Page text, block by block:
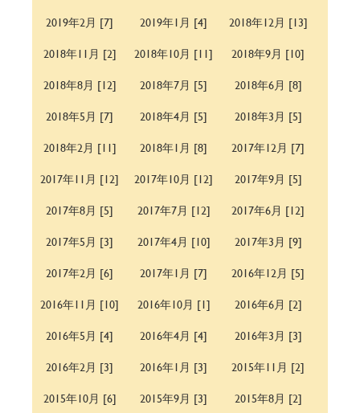
2019年2月 [7]
2019年1月 [4]
2018年12月 [13]
2018年11月 [2]
2018年10月 [11]
2018年9月 [10]
2018年8月 [12]
2018年7月 [5]
2018年6月 [8]
2018年5月 [7]
2018年4月 [5]
2018年3月 [5]
2018年2月 [11]
2018年1月 [8]
2017年12月 [7]
2017年11月 [12]
2017年10月 [12]
2017年9月 [5]
2017年8月 [5]
2017年7月 [12]
2017年6月 [12]
2017年5月 [3]
2017年4月 [10]
2017年3月 [9]
2017年2月 [6]
2017年1月 [7]
2016年12月 [5]
2016年11月 [10]
2016年10月 [1]
2016年6月 [2]
2016年5月 [4]
2016年4月 [4]
2016年3月 [3]
2016年2月 [3]
2016年1月 [3]
2015年11月 [2]
2015年10月 [6]
2015年9月 [3]
2015年8月 [2]